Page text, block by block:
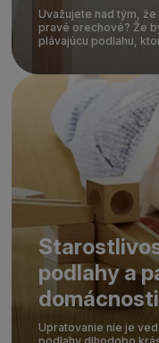
Uvažujete nad tým,
pravé orechové? Že
plávajúcu podlahu,
podlahy a
domácnosti
Upratovanie nie je